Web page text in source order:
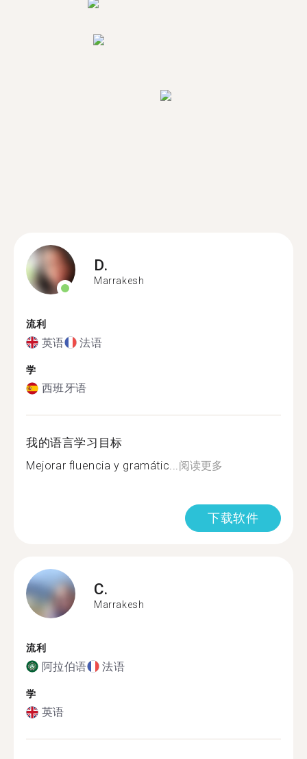
D.
Marrakesh
流利
英语 法语
学
西班牙语
我的语言学习目标
Mejorar fluencia y gramátic...阅读更多
下载软件
C.
Marrakesh
流利
阿拉伯语 法语
学
英语